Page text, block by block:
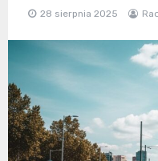
28 sierpnia 2025